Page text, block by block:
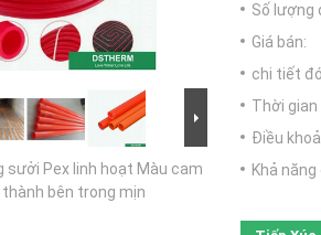
sưởi Pex linh hoạt Màu cam
bên trong mịn
Số lượng
Giá bán:
chi tiết
Thời gian
Điều
Khả